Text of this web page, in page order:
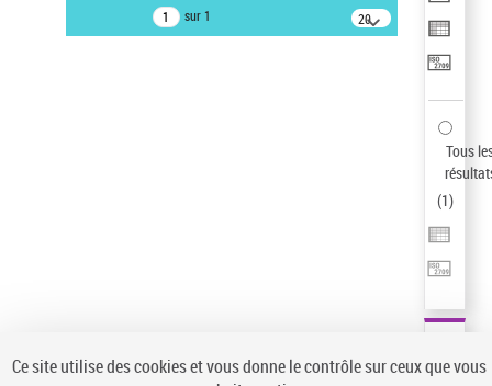
Type de notice d'autorité
sur 1
20
résultats/page
Tous
(1)
Ce site utilise des cookies et vous donne le contrôle sur ceux que vous